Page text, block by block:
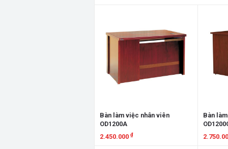
Bàn làm việc nhân viên
OD1200A
2.450.000 ₫
Bàn